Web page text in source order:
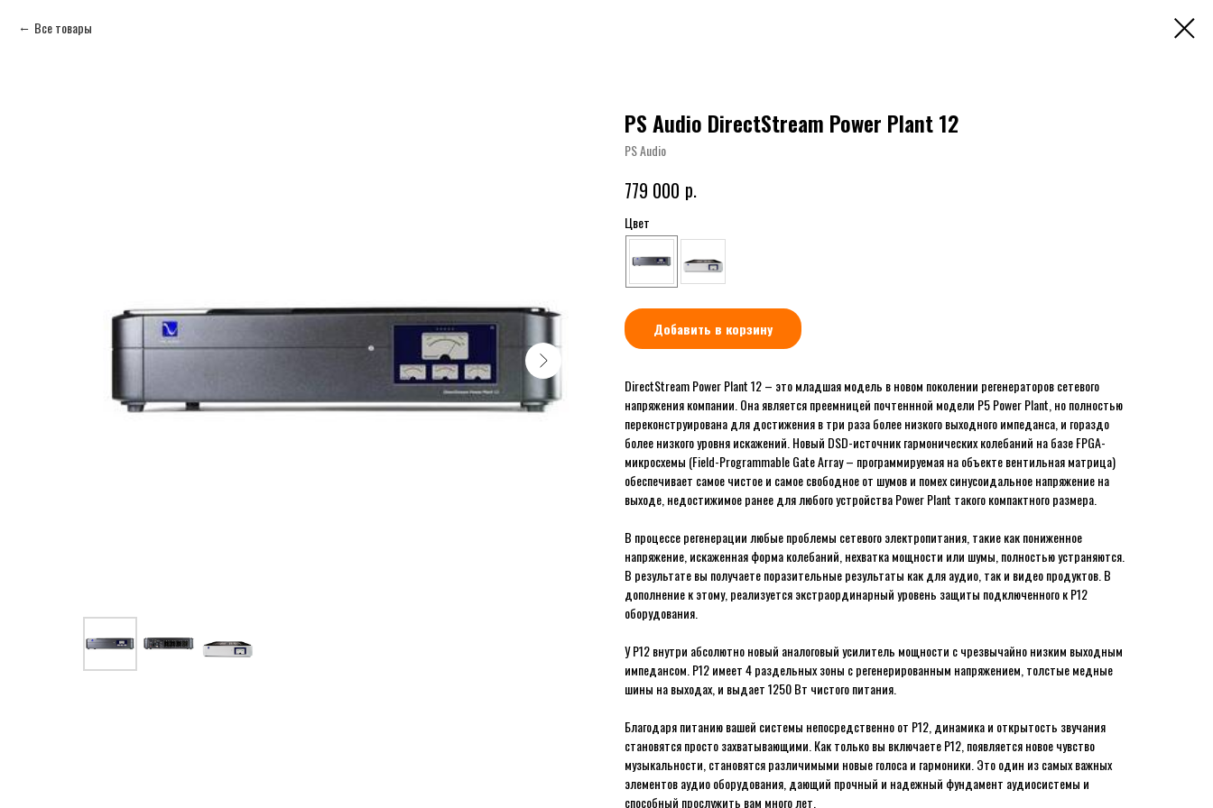
Все товары
PS Audio DirectStream Power Plant 12
PS Audio
779 000 р.
Цвет
Добавить в корзину
DirectStream Power Plant 12 – это младшая модель в новом поколении регенераторов сетевого
напряжения компании. Она является преемницей почтеннной модели P5 Power Plant, но полностью
переконструирована для достижения в три раза более низкого выходного импеданса, и гораздо
более низкого уровня искажений. Новый DSD-источник гармонических колебаний на базе FPGA-
микросхемы (Field-Programmable Gate Array – программируемая на объекте вентильная матрица)
обеспечивает самое чистое и самое свободное от шумов и помех синусоидальное напряжение на
выходе, недостижимое ранее для любого устройства Power Plant такого компактного размера.
В процессе регенерации любые проблемы сетевого электропитания, такие как пониженное
напряжение, искаженная форма колебаний, нехватка мощности или шумы, полностью устраняются.
В результате вы получаете поразительные результаты как для аудио, так и видео продуктов. В
дополнение к этому, реализуется экстраординарный уровень защиты подключенного к P12
оборудования.
У P12 внутри абсолютно новый аналоговый усилитель мощности с чрезвычайно низким выходным
импедансом. P12 имеет 4 раздельных зоны с регенерированным напряжением, толстые медные
шины на выходах, и выдает 1250 Вт чистого питания.
Благодаря питанию вашей системы непосредственно от P12, динамика и открытость звучания
становятся просто захватывающими. Как только вы включаете P12, появляется новое чувство
музыкальности, становятся различимыми новые голоса и гармоники. Это один из самых важных
элементов аудио оборудования, дающий прочный и надежный фундамент аудиосистемы и
способный прослужить вам много лет.